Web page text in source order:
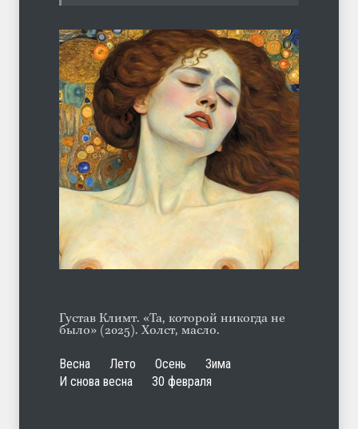
Марципан (из Агнии Барто)
ЛЕТО 31.07.2026
А ещё борода
ЛЕТО 07.08.2026
Густав Климт. «Та, которой никогда не
было» (2025). Холст, масло.
Весна Лето Осень
Зима
И снова весна
30 февраля